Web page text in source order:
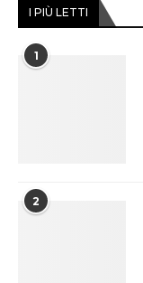
I PIÙ LETTI
1
2